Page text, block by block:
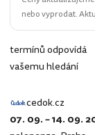
nebo vyprodat.
termínů odpovídá
vašemu hledání
cedok.cz
cedok.cz
07. 09. – 14. 09.